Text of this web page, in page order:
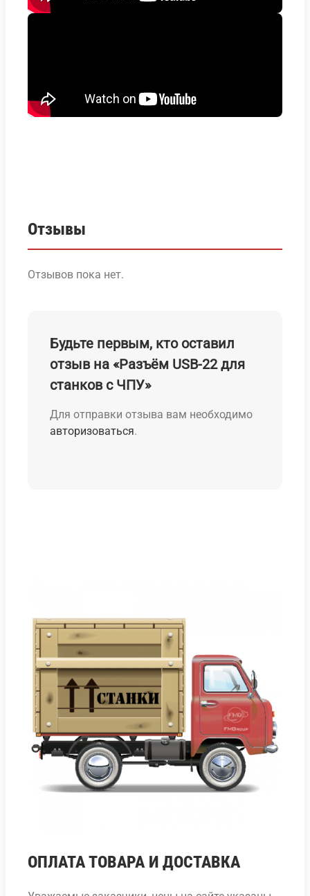
Отзывы
Отзывов пока нет.
Будьте первым, кто оставил
отзыв на «Разъём USB-22 для
станков с ЧПУ»
Для отправки отзыва вам необходимо
авторизоваться.
ОПЛАТА ТОВАРА И ДОСТАВКА